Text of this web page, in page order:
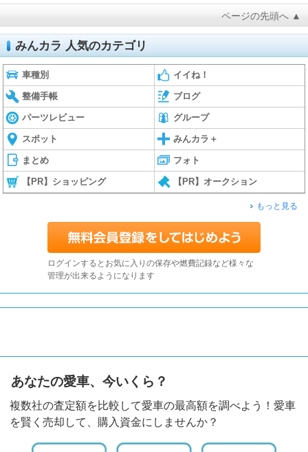
ページの先頭へ ▲
みんカラ 人気のカテゴリ
車種別 イイね！
整備手帳 ブログ
パーツレビュー グループ
スポット みんカラ＋
まとめ フォト
【PR】ショッピング 【PR】オークション
もっと見る
ログインするとお気に入りの保存や燃費記録など様々な
管理が出来るようになります
あなたの愛車、今いくら？
複数社の査定額を比較して愛車の最高額を調べよう！愛車
を賢く売却して、購入資金にしませんか？